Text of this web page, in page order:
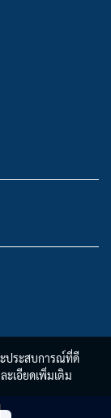
ประสบการณ์ที่ดี
ะเอียดเพิ่มเติม